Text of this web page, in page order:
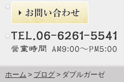
ホーム ブログ ダブルガーゼ